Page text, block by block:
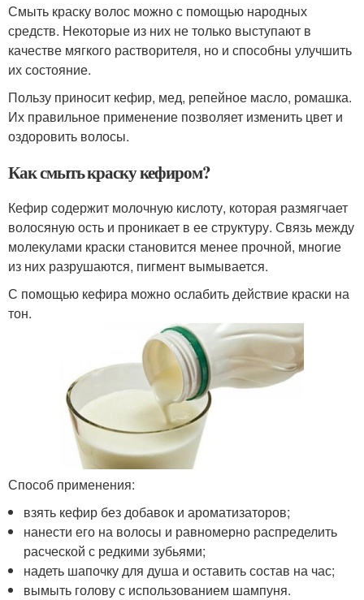
Смыть краску волос можно с помощью народных
средств. Некоторые из них не только выступают в
качестве мягкого растворителя, но и способны улучшить
их состояние.
Пользу приносит кефир, мед, репейное масло, ромашка.
Их правильное применение позволяет изменить цвет и
оздоровить волосы.
Как смыть краску кефиром?
Кефир содержит молочную кислоту, которая размягчает
волосяную ость и проникает в ее структуру. Связь между
молекулами краски становится менее прочной, многие
из них разрушаются, пигмент вымывается.
С помощью кефира можно ослабить действие краски на
тон.
Способ применения:
взять кефир без добавок и ароматизаторов;
нанести его на волосы и равномерно распределить
расческой с редкими зубьями;
надеть шапочку для душа и оставить состав на час;
вымыть голову с использованием шампуня.